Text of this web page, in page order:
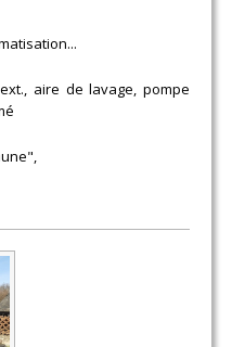
aire de lavage, pompe